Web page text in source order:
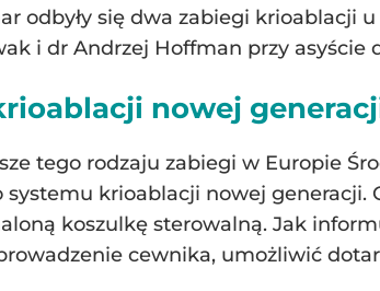
odbyły się dwa zabiegi
i dr Andrzej Hoffman przy asyście
nowej
tego rodzaju zabiegi w Europie
krioablacji nowej
koszulkę sterowalną. Jak
cewnika, umożliwić